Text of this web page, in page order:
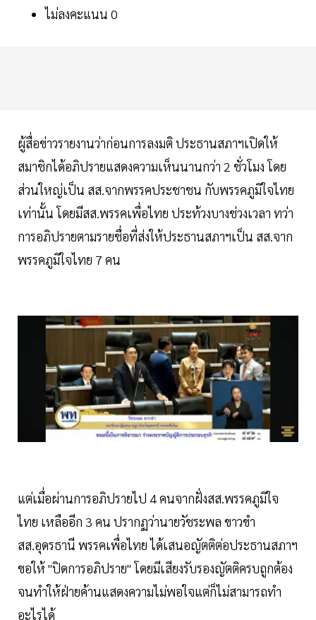
ไม่ลงคะแนน 0
ผู้สื่อข่าวรายงานว่าก่อนการลงมติ ประธานสภาฯเปิดให้
สมาชิกได้อภิปรายแสดงความเห็นนานกว่า 2 ชั่วโมง โดย
ส่วนใหญ่เป็น สส.จากพรรคประชาชน กับพรรคภูมิใจไทย
เท่านั้น โดยมีสส.พรรคเพื่อไทย ประท้วงบางช่วงเวลา ทว่า
การอภิปรายตามรายชื่อที่ส่งให้ประธานสภาฯเป็น สส.จาก
พรรคภูมิใจไทย 7 คน
แต่เมื่อผ่านการอภิปรายไป 4 คนจากฝั่งสส.พรรคภูมิใจ
ไทย เหลืออีก 3 คน ปรากฏว่านายวัชระพล ขาวขำ
สส.อุดรธานี พรรคเพื่อไทย ได้เสนอญัตติต่อประธานสภาฯ
ขอให้ "ปิดการอภิปราย" โดยมีเสียงรับรองญัตติครบถูกต้อง
จนทำให้ฝ่ายค้านแสดงความไม่พอใจแต่ก็ไม่สามารถทำ
อะไรได้